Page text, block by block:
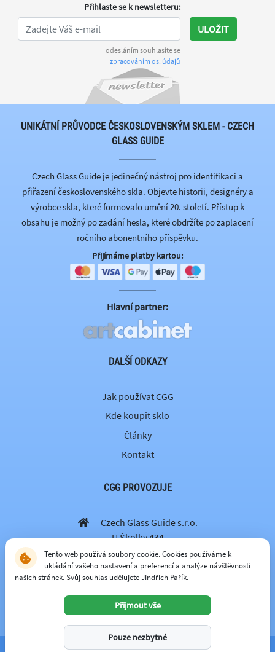
Přihlaste se k newsletteru:
odesláním souhlasíte se
zpracováním os. údajů
ULOŽIT
UNIKÁTNÍ PRŮVODCE ČESKOSLOVENSKÝM SKLEM - CZECH
GLASS GUIDE
Czech Glass Guide je jedinečný nástroj pro identifikaci a
přiřazení československého skla. Objevte historii, designéry a
výrobce skla, které formovalo umění 20. století. Přístup k
obsahu je možný po zadání hesla, které obdržíte po zaplacení
ročního abonentního příspěvku.
Přijímáme platby kartou:
Hlavní partner:
DALŠÍ ODKAZY
Jak používat CGG
Kde koupit sklo
Články
Kontakt
CGG PROVOZUJE
Czech Glass Guide s.r.o.
U Školky 434
251 69 Velké Popovice
605 262 179
CZECH GLASS GUIDE
Tento web používá soubory cookie. Cookies používáme k
ukládání vašeho nastavení a preferencí a analýze návštěvnosti
našich stránek. Svůj souhlas udělujete Jindřich Pařík.
Přijmout vše
Pouze nezbytné